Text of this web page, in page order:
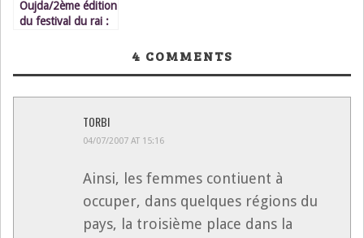
Oujda/2ème édition
du festival du rai :
4 COMMENTS
TORBI
04/07/2007 AT 15:16
Ainsi, les femmes contiuent à
occuper, dans quelques régions du
pays, la troisième place dans la